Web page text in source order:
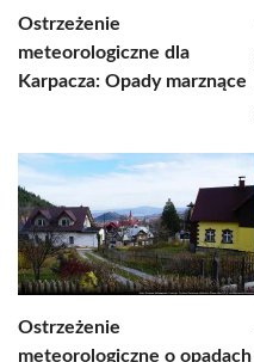
Ostrzeżenie
meteorologiczne dla
Karpacza: Opady marznące
Ostrzeżenie
meteorologiczne o opadach